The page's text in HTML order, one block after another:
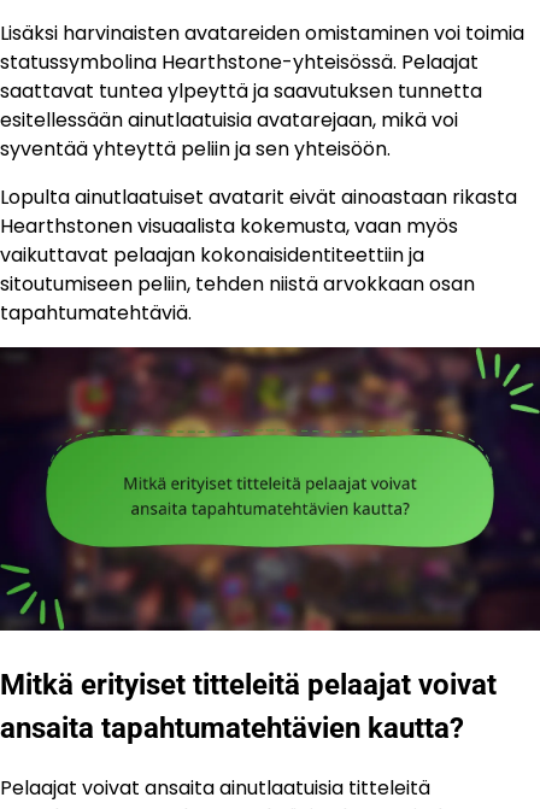
Lisäksi harvinaisten avatareiden omistaminen voi toimia
statussymbolina Hearthstone-yhteisössä. Pelaajat
saattavat tuntea ylpeyttä ja saavutuksen tunnetta
esitellessään ainutlaatuisia avatarejaan, mikä voi
syventää yhteyttä peliin ja sen yhteisöön.
Lopulta ainutlaatuiset avatarit eivät ainoastaan rikasta
Hearthstonen visuaalista kokemusta, vaan myös
vaikuttavat pelaajan kokonaisidentiteettiin ja
sitoutumiseen peliin, tehden niistä arvokkaan osan
tapahtumatehtäviä.
Mitkä erityiset titteleitä pelaajat voivat
ansaita tapahtumatehtävien kautta?
Pelaajat voivat ansaita ainutlaatuisia titteleitä